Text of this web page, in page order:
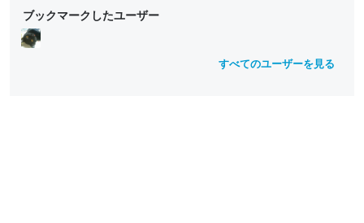
ブックマークしたユーザー
すべてのユーザーを見る